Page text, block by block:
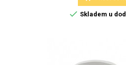
 Skladem u